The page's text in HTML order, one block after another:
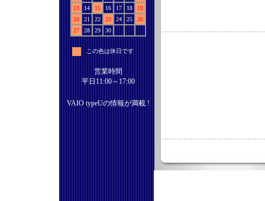
13
14 15 16 17 18
19
20
21 22 23 24 25
26
27
28 29 30
この色は休日です
営業時間
平日11:00～17:00
VAIO typeUの情報が満載 !